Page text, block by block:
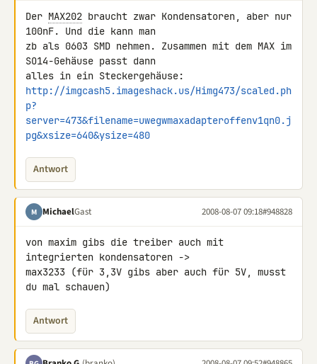
Der MAX202 braucht zwar Kondensatoren, aber nur
100nF. Und die kann man
zb als 0603 SMD nehmen. Zusammen mit dem MAX im
SO14-Gehäuse passt dann
http://imgcash5.imageshack.us/Himg473/scaled.ph
p?
server=473&filename=uwegwmaxadapteroffenv1qn0.j
pg&xsize=640&ysize=480
Antwort
M MichaelGast 2008-08-07 09:18#948828
von maxim gibs die treiber auch mit
integrierten kondensatoren ->
max3233 (für 3,3V gibs aber auch für 5V, musst
du mal schauen)
Antwort